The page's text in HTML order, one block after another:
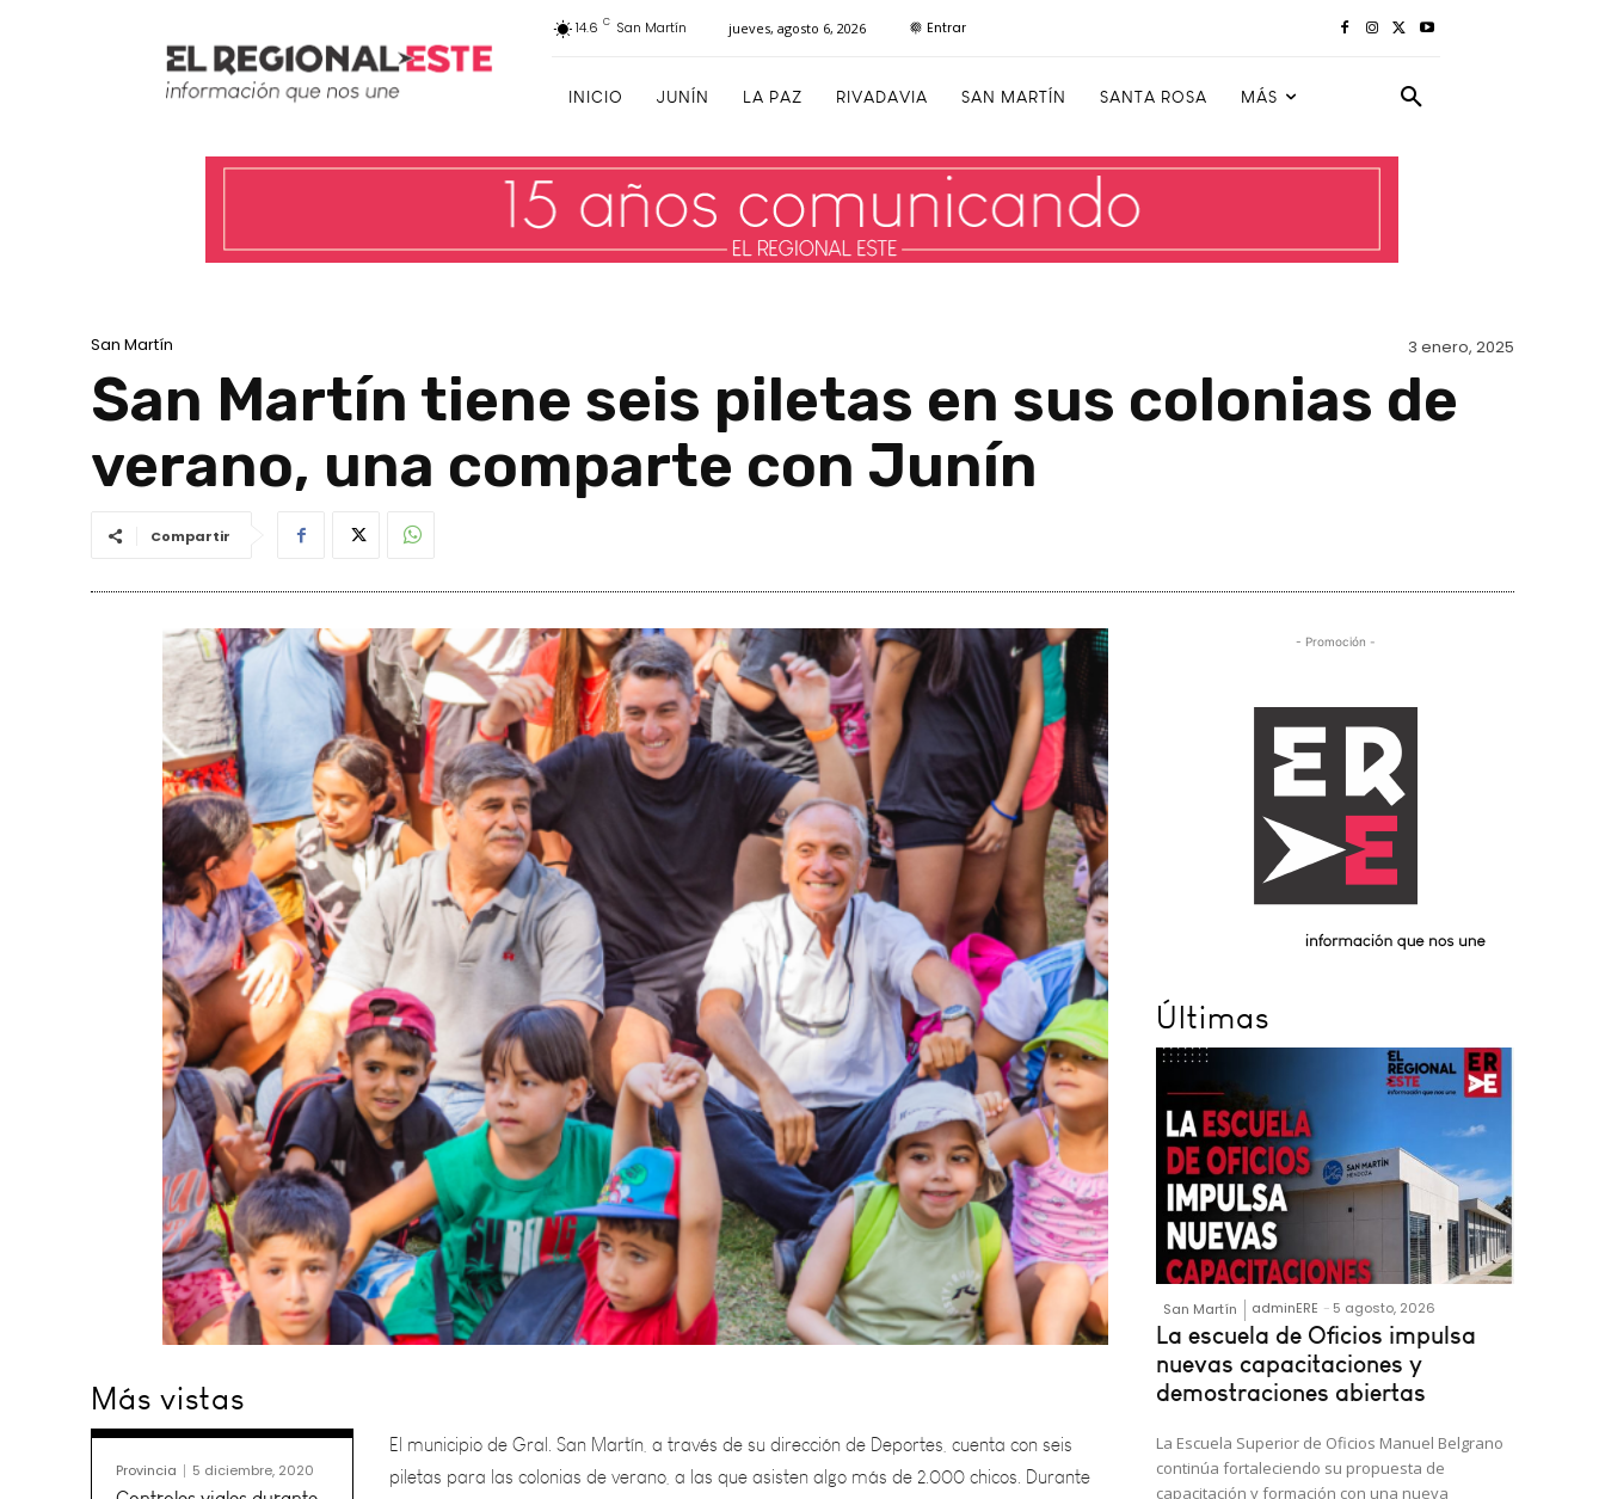
14.6 C San Martín jueves, agosto 6, 2026 Entrar
INICIO JUNÍN LA PAZ RIVADAVIA SAN MARTÍN SANTA ROSA MÁS
San Martín 3 enero, 2025
San Martín tiene seis piletas en sus colonias de
verano, una comparte con Junín
Compartir
Más vistas
Provincia 5 diciembre, 2020 piletas para las colonias de verano, a las que asisten algo más de 2.000 chicos. Durante
la jornada de este viernes quedó habilitada la pileta del club La Amistad, en Giagnoni,
- Promoción -
Últimas
San Martín adminERE - 5 agosto, 2026
La escuela de Oficios impulsa
nuevas capacitaciones y
demostraciones abiertas
La Escuela Superior de Oficios Manuel Belgrano
continúa fortaleciendo su propuesta de
capacitación y formación con una nueva